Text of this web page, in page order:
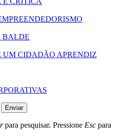
BALDE
UM CIDADÃO APRENDIZ
Enviar
para pesquisar. Pressione Esc para